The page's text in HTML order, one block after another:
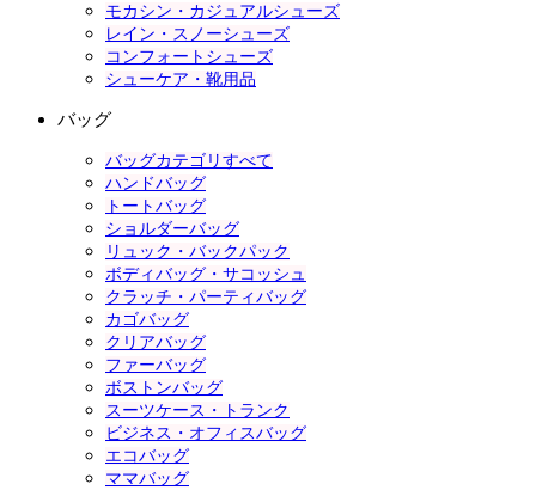
モカシン・カジュアルシューズ
レイン・スノーシューズ
コンフォートシューズ
シューケア・靴用品
バッグ
バッグカテゴリすべて
ハンドバッグ
トートバッグ
ショルダーバッグ
リュック・バックパック
ボディバッグ・サコッシュ
クラッチ・パーティバッグ
カゴバッグ
クリアバッグ
ファーバッグ
ボストンバッグ
スーツケース・トランク
ビジネス・オフィスバッグ
エコバッグ
ママバッグ